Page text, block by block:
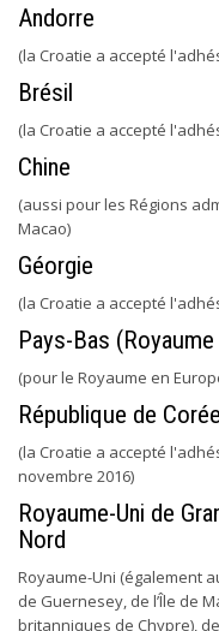
Andorre
(la Croatie a accepté
Brésil
(la Croatie a accepté
Chine
(aussi pour les Régions
Macao)
Géorgie
(la Croatie a accepté
Pays-Bas
(pour le Royaume en
République de Corée
(la Croatie a accepté
novembre 2016)
Royaume-Uni de
Nord
Royaume-Uni (également
de Guernesey, de l’Île de
britanniques de Chypre),